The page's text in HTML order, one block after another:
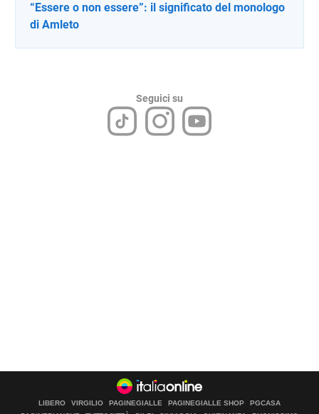
“Essere o non essere”: il significato del monologo
di Amleto
Seguici su
LIBERO VIRGILIO PAGINEGIALLE PAGINEGIALLE SHOP
PGCASA